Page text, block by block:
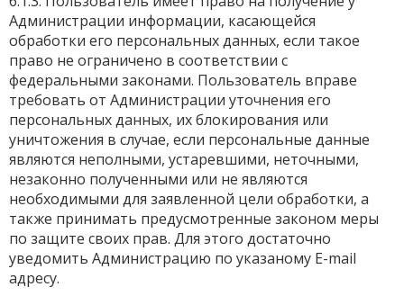
Администрации информации, касающейся
обработки его персональных данных, если такое
право не ограничено в соответствии с
федеральными законами. Пользователь вправе
требовать от Администрации уточнения его
персональных данных, их блокирования или
уничтожения в случае, если персональные данные
являются неполными, устаревшими, неточными,
незаконно полученными или не являются
необходимыми для заявленной цели обработки, а
также принимать предусмотренные законом меры
по защите своих прав. Для этого достаточно
уведомить Администрацию по указаному E-mail
адресу.